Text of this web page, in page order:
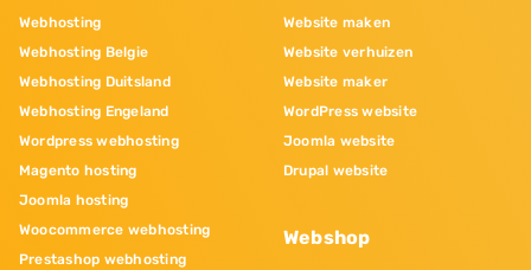
Webhosting
Webhosting Belgie
Webhosting Duitsland
Webhosting Engeland
Wordpress webhosting
Magento hosting
Joomla hosting
Woocommerce webhosting
Prestashop webhosting
Website maken
Website verhuizen
Website maker
WordPress website
Joomla website
Drupal website
Webshop